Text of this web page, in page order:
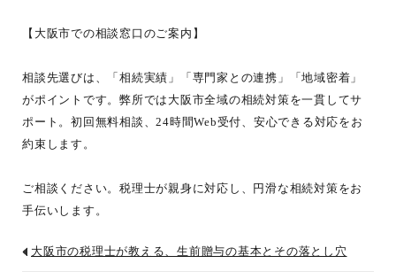
【大阪市での相談窓口のご案内】
相談先選びは、「相続実績」「専門家との連携」「地域密着」
がポイントです。弊所では大阪市全域の相続対策を一貫してサ
ポート。初回無料相談、24時間Web受付、安心できる対応をお
約束します。
ご相談ください。税理士が親身に対応し、円滑な相続対策をお
手伝いします。
大阪市の税理士が教える、生前贈与の基本とその落とし穴